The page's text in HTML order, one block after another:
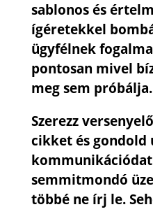
sablonos és
ígéretekkel
ügyfélnek
pontosan mivel
meg sem próbálja.
Szerezz
cikket és gondold
semmitmondó
többé ne írj le.